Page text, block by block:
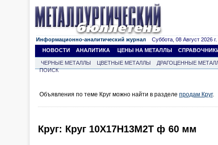
Информационно-аналитический журнал Суббота, 08 Август 2026 г.
НОВОСТИ
АНАЛИТИКА ЦЕНЫ НА МЕТАЛЛЫ
ЧЕРНЫЕ МЕТАЛЛЫ ЦВЕТНЫЕ МЕТАЛЛЫ
ДРАГОЦЕННЫЕ
ПОИСК
Объявления по теме Круг можно найти в разделе продам Круг.
Круг: Круг 10Х17Н13М2Т ф 60 мм